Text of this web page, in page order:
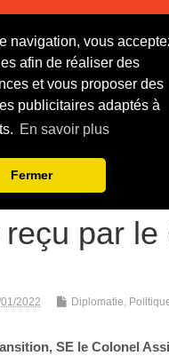
navigation, vous
afin de réaliser des
et vous proposer des
publicitaires adaptés à
En savoir plus
Fermer
Malijet
malienne en continue - mali
news ortm direct live infos
: le nouvel
du
par le
2022 Diplomatie,
SE le Colonel